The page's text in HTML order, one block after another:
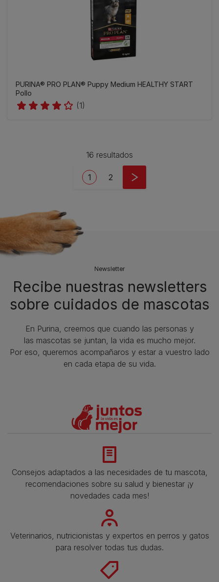
PURINA® PRO PLAN® Puppy Medium HEALTHY START
Pollo
(1)
16 resultados
Current page
1 Page
2
Newsletter
Recibe nuestras newsletters
sobre cuidados de mascotas​
En Purina, creemos que cuando las personas y
las mascotas se juntan, la vida es mucho mejor.
Por eso, queremos acompañaros y estar a vuestro lado
en cada etapa de su vida.​
Consejos adaptados a las necesidades de tu mascota,
recomendaciones sobre su salud y bienestar ¡y
novedades cada mes!
Veterinarios, nutricionistas y expertos en perros y gatos
para resolver todas tus dudas.​